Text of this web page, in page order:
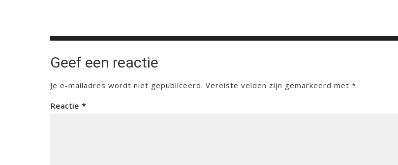
Geef een reactie
Je e-mailadres wordt niet gepubliceerd. Vereiste velden zijn gemarkeerd met *
Reactie *